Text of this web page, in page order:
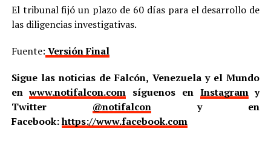
El tribunal fijó un plazo de 60 días para el desarrollo de
las diligencias investigativas.
Fuente: Versión Final
Sigue las noticias de Falcón, Venezuela y el Mundo
enwww.notifalcon.com síguenos en Instagramy
Twitter @notifalcony en
Facebook:https://www.facebook.com